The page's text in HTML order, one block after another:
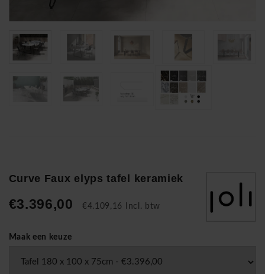
Curve Faux elyps tafel keramiek
€3.396,00 €4.109,16 Incl. btw
Maak een keuze